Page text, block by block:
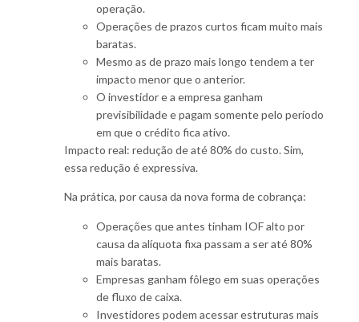
operação.
Operações de prazos curtos ficam muito mais
baratas.
Mesmo as de prazo mais longo tendem a ter
impacto menor que o anterior.
O investidor e a empresa ganham
previsibilidade e pagam somente pelo período
em que o crédito fica ativo.
Impacto real: redução de até 80% do custo. Sim,
essa redução é expressiva.
Na prática, por causa da nova forma de cobrança:
Operações que antes tinham IOF alto por
causa da alíquota fixa passam a ser até 80%
mais baratas.
Empresas ganham fôlego em suas operações
de fluxo de caixa.
Investidores podem acessar estruturas mais